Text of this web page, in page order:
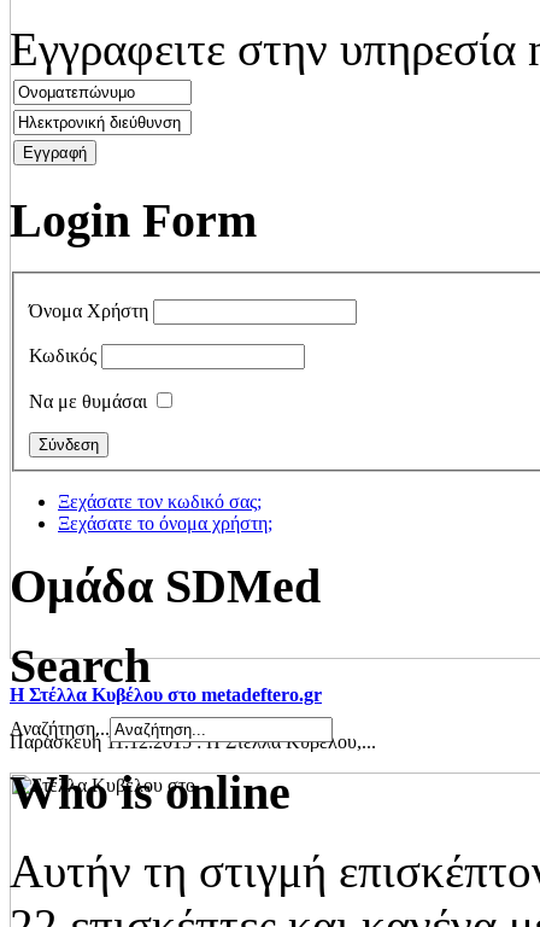
Η Στέλλα Κυβέλου στο metadeftero.gr
Παρασκευή 11.12.2015 : Η Στέλλα Κυβέλου,...
Εγγραφειτε στην
Login Form
Όνομα Χρήστη
Κωδικός
Να με θυμάσαι
Ξεχάσατε τον κωδικό σας;
Ξεχάσατε το όνομα χρήστη;
Oμάδα SDMed
Search
Αναζήτηση...
Who is online
Αυτήν τη στιγμή